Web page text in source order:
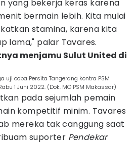
yang bekerja keras karena
bermain lebih. Kita mulai
stamina, karena kita
lama," palar Tavares.
menjamu Sulut United di
uji coba Persita Tangerang kontra PSM
1 Juni 2022. (Dok. MO PSM Makassar)
pada sejumlah pemain
kompetitif minim. Tavares
mereka tak canggung saat
suporter Pendekar